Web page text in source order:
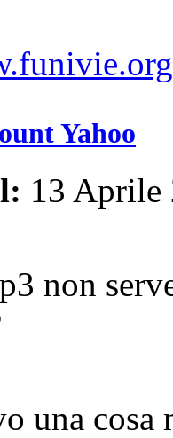
Yahoo
13 Aprile
non
una